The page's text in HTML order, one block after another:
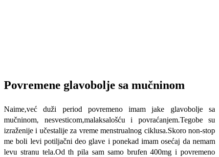
Povremene glavobolje sa mučninom
Naime,već duži period povremeno imam jake glavobolje sa
mučninom, nesvesticom,malaksalošću i povraćanjem.Tegobe su
izraženije i učestalije za vreme menstrualnog ciklusa.Skoro non-stop
me boli levi potiljačni deo glave i ponekad imam osećaj da nemam
levu stranu tela.Od th pila sam samo brufen 400mg i povremeno